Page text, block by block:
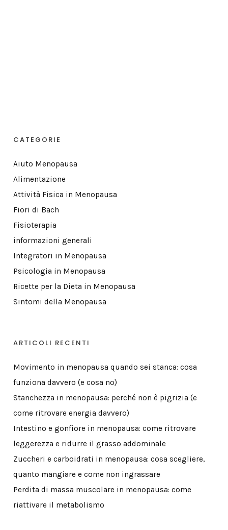
CATEGORIE
Aiuto Menopausa
Alimentazione
Attività Fisica in Menopausa
Fiori di Bach
Fisioterapia
informazioni generali
Integratori in Menopausa
Psicologia in Menopausa
Ricette per la Dieta in Menopausa
Sintomi della Menopausa
ARTICOLI RECENTI
Movimento in menopausa quando sei stanca: cosa
funziona davvero (e cosa no)
Stanchezza in menopausa: perché non è pigrizia (e
come ritrovare energia davvero)
Intestino e gonfiore in menopausa: come ritrovare
leggerezza e ridurre il grasso addominale
Zuccheri e carboidrati in menopausa: cosa scegliere,
quanto mangiare e come non ingrassare
Perdita di massa muscolare in menopausa: come
riattivare il metabolismo